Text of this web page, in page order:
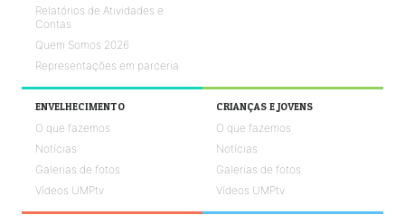
Relatórios de Atividades e
Contas
Quem Somos 2026
Representações em parceria
ENVELHECIMENTO
O que fazemos
Notícias
Galerias de fotos
Vídeos UMPtv
CRIANÇAS E JOVENS
O que fazemos
Notícias
Galerias de fotos
Vídeos UMPtv